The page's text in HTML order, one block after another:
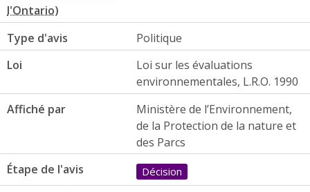
Type d'avis
Politique
Loi
Loi sur les évaluations
environnementales, L.R.O. 1990
Affiché par
Ministère de l’Environnement,
de la Protection de la nature et
des Parcs
Étape de l'avis
Décision